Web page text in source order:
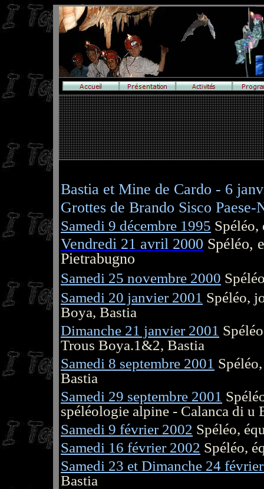
Bastia et Mine de Cardo - 6
Grottes de Brando Sisco
Samedi 9 décembre 1995
Vendredi 21 avril 2000 Spéléo,
Pietrabugno
Samedi 25 novembre 2000
Samedi 20 janvier 2001 Spéléo,
Boya, Bastia
Dimanche 21 janvier 2001
Trous Boya.1&2, Bastia
Samedi 8 septembre 2001
Bastia
Samedi 29 septembre 2001
spéléologie alpine - Calanca di u
Samedi 9 février 2002 Spéléo,
Samedi 16 février 2002 Spéléo,
Samedi 23 et Dimanche 24
Bastia